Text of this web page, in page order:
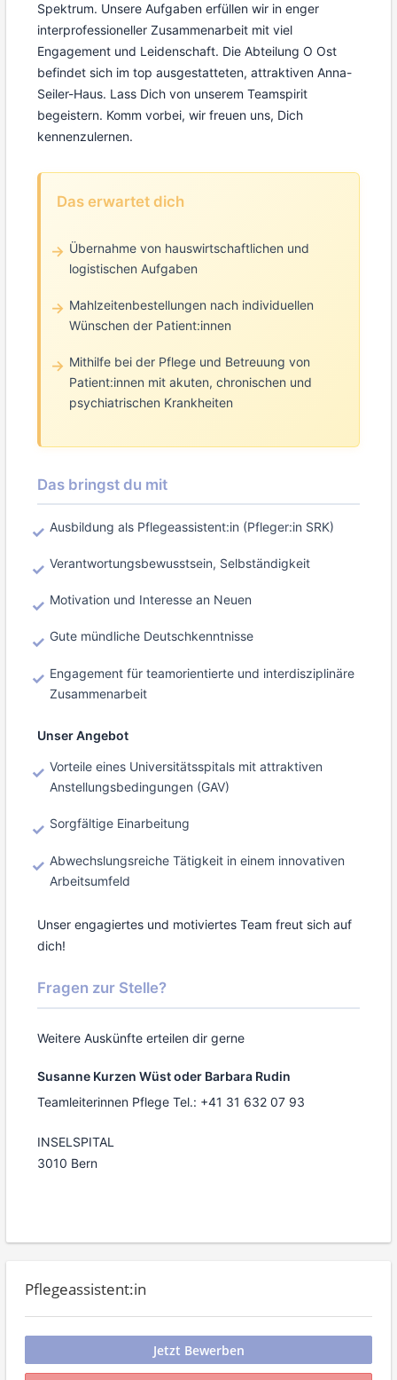
Spektrum. Unsere Aufgaben erfüllen wir in enger
interprofessioneller Zusammenarbeit mit viel
Engagement und Leidenschaft. Die Abteilung O Ost
befindet sich im top ausgestatteten, attraktiven Anna-
Seiler-Haus. Lass Dich von unserem Teamspirit
begeistern. Komm vorbei, wir freuen uns, Dich
kennenzulernen.
Das erwartet dich
Übernahme von hauswirtschaftlichen und
logistischen Aufgaben
Mahlzeitenbestellungen nach individuellen
Wünschen der Patient:innen
Mithilfe bei der Pflege und Betreuung von
Patient:innen mit akuten, chronischen und
psychiatrischen Krankheiten
Das bringst du mit
Ausbildung als Pflegeassistent:in (Pfleger:in SRK)
Verantwortungsbewusstsein, Selbständigkeit
Motivation und Interesse an Neuen
Gute mündliche Deutschkenntnisse
Engagement für teamorientierte und interdisziplinäre
Zusammenarbeit
Unser Angebot
Vorteile eines Universitätsspitals mit attraktiven
Anstellungsbedingungen (GAV)
Sorgfältige Einarbeitung
Abwechslungsreiche Tätigkeit in einem innovativen
Arbeitsumfeld
Unser engagiertes und motiviertes Team freut sich auf
dich!
Fragen zur Stelle?
Weitere Auskünfte erteilen dir gerne
Susanne Kurzen Wüst oder Barbara Rudin
Teamleiterinnen Pflege Tel.: +41 31 632 07 93
INSELSPITAL
3010 Bern
Pflegeassistent:in
Jetzt Bewerben